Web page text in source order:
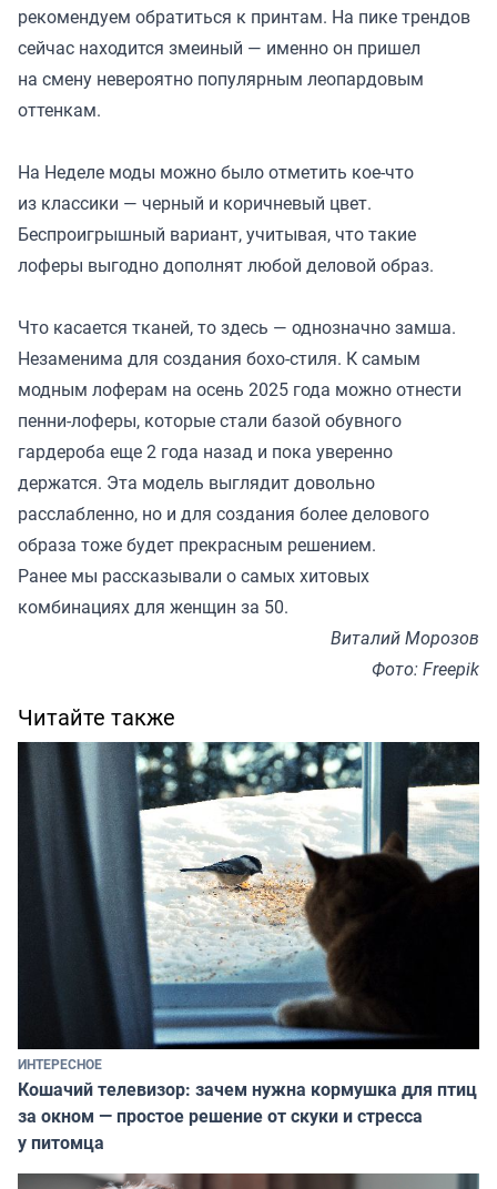
рекомендуем обратиться к принтам. На пике трендов
сейчас находится змеиный — именно он пришел
на смену невероятно популярным леопардовым
оттенкам.
На Неделе моды можно было отметить кое-что
из классики — черный и коричневый цвет.
Беспроигрышный вариант, учитывая, что такие
лоферы выгодно дополнят любой деловой образ.
Что касается тканей, то здесь — однозначно замша.
Незаменима для создания бохо-стиля. К самым
модным лоферам на осень 2025 года можно отнести
пенни-лоферы, которые стали базой обувного
гардероба еще 2 года назад и пока уверенно
держатся. Эта модель выглядит довольно
расслабленно, но и для создания более делового
образа тоже будет прекрасным решением.
Ранее мы рассказывали о самых хитовых
комбинациях для женщин за 50.
Виталий Морозов
Фото: Freepik
Читайте также
ИНТЕРЕСНОЕ
Кошачий телевизор: зачем нужна кормушка для птиц
за окном — простое решение от скуки и стресса
у питомца